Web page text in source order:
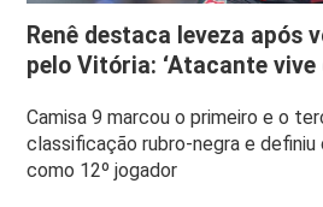
Renê destaca leveza após
pelo Vitória: ‘Atacante vive
Camisa 9 marcou o primeiro e o
classificação rubro-negra e definiu
como 12º jogador